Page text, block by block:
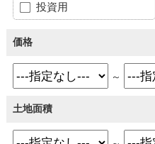
投資用
価格
～
土地面積